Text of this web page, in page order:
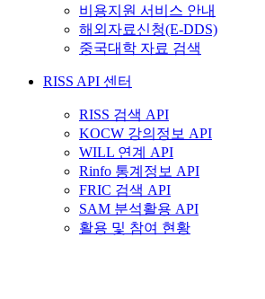
비용지원 서비스 안내
해외자료신청(E-DDS)
중국대학 자료 검색
RISS API 센터
RISS 검색 API
KOCW 강의정보 API
WILL 연계 API
Rinfo 통계정보 API
FRIC 검색 API
SAM 분석활용 API
활용 및 참여 현황